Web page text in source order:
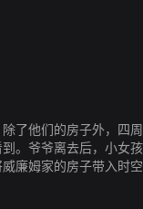
了他们的房子外，四
。爷爷离去后，小女
廉姆家的房子带入时